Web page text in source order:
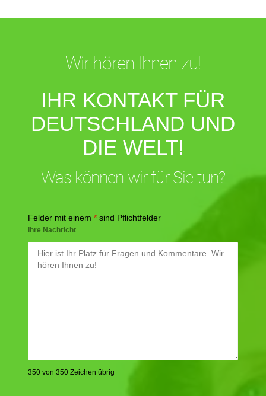
Wir hören Ihnen zu!
IHR KONTAKT FÜR
DEUTSCHLAND UND
DIE WELT!
Was können wir für Sie tun?
Felder mit einem * sind Pflichtfelder
Ihre Nachricht
350 von 350 Zeichen übrig